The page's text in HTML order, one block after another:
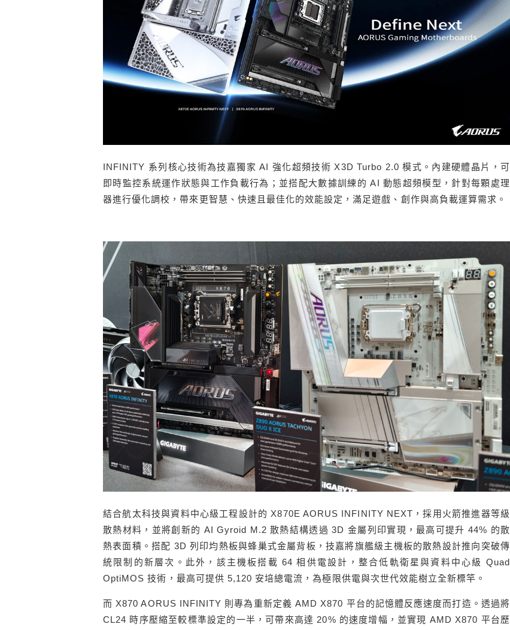
INFINITY 系列核心技術為技嘉獨家 AI 強化超頻技術 X3D Turbo 2.0 模式。內建硬體晶片，可
即時監控系統運作狀態與工作負載行為；並搭配大數據訓練的 AI 動態超頻模型，針對每顆處理
器進行優化調校，帶來更智慧、快速且最佳化的效能設定，滿足遊戲、創作與高負載運算需求。
結合航太科技與資料中心級工程設計的 X870E AORUS INFINITY NEXT，採用火箭推進器等級
散熱材料，並將創新的 AI Gyroid M.2 散熱結構透過 3D 金屬列印實現，最高可提升 44% 的散
熱表面積。搭配 3D 列印均熱板與蜂巢式金屬背板，技嘉將旗艦級主機板的散熱設計推向突破傳
統限制的新層次。此外，該主機板搭載 64 相供電設計，整合低軌衛星與資料中心級 Quad
OptiMOS 技術，最高可提供 5,120 安培總電流，為極限供電與次世代效能樹立全新標竿。
而 X870 AORUS INFINITY 則專為重新定義 AMD X870 平台的記憶體反應速度而打造。透過將
CL24 時序壓縮至較標準設定的一半，可帶來高達 20% 的速度增幅，並實現 AMD X870 平台歷